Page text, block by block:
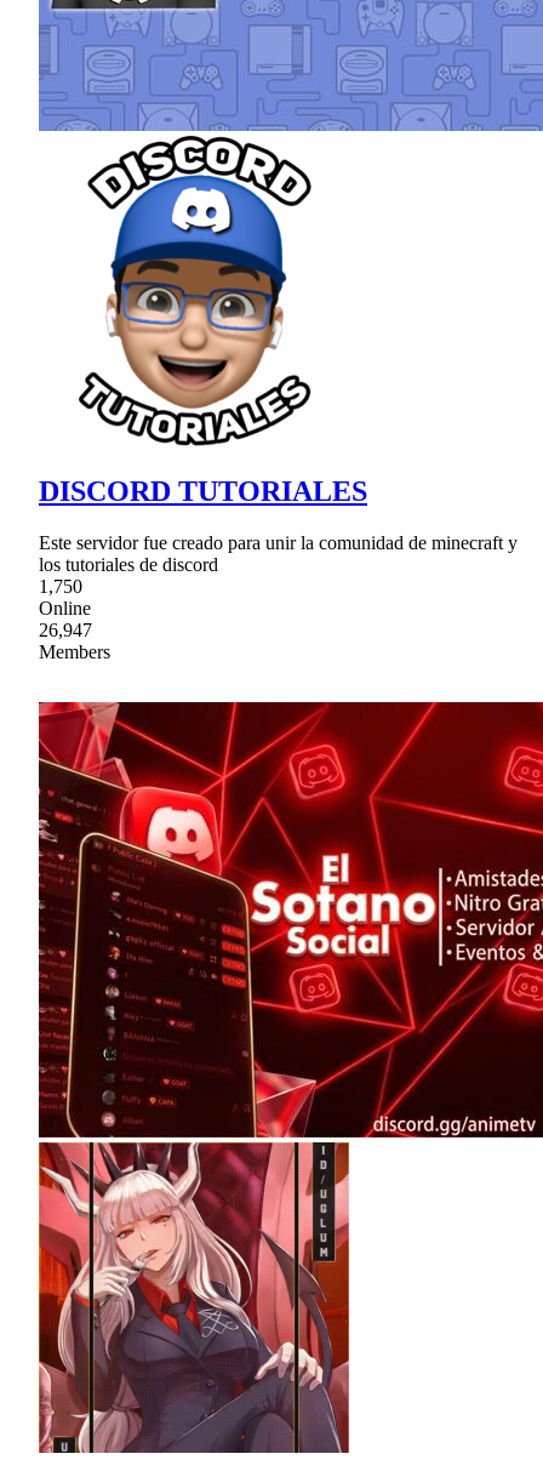
DISCORD TUTORIALES
Este servidor fue creado para unir la comunidad de minecraft y
los tutoriales de discord
1,750
Online
26,947
Members